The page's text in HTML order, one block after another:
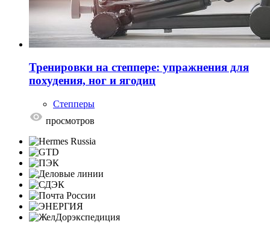
Тренировки на степпере: упражнения для
похудения, ног и ягодиц
Степперы
просмотров